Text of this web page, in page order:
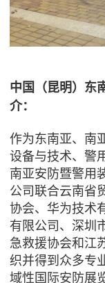
中国（昆明）东
介：
作为东南亚、南
设备与技术、警
南亚安防暨警用
公司联合云南省
协会、华为技术
有限公司、深圳
急救援协会和江
织并得到众多专
域性国际安防展